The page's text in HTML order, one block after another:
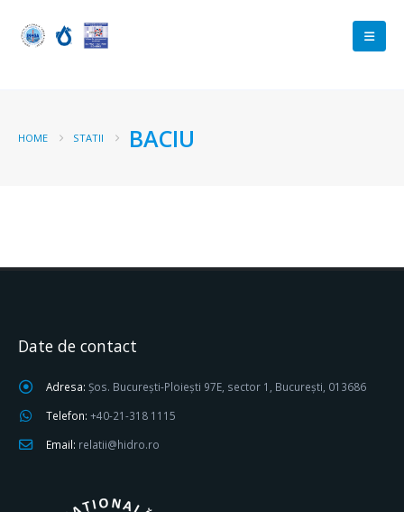
HOME STATII BACIU
Date de contact
Adresa: Șos. București-Ploiești 97E, sector 1, București, 013686
Telefon: +40-21-318 1115
Email: relatii@hidro.ro